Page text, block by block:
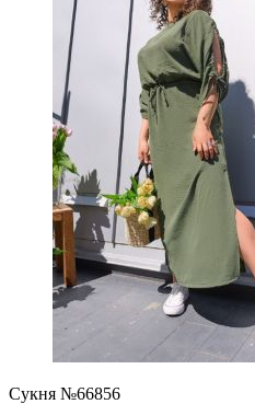
Сукня №66856